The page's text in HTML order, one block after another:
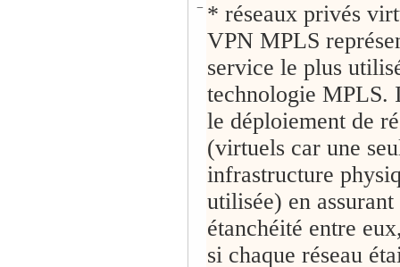
− * réseaux privés
VPN MPLS
service le plus
technologie MPLS.
le déploiement de
(virtuels car une
infrastructure
utilisée) en assurant
étanchéité entre
si chaque réseau